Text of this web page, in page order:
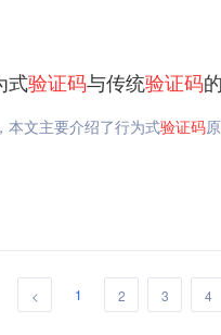
式验证码与传统验证码
本文主要介绍了行为式验证码
< 1 2 3 4